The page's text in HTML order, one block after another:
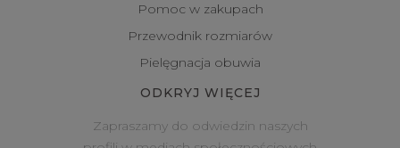
Pomoc w zakupach
Przewodnik rozmiarów
Pielęgnacja obuwia
ODKRYJ WIĘCEJ
Zapraszamy do odwiedzin naszych